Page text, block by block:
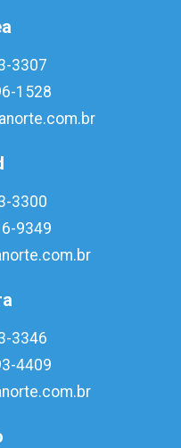
3307
1528
3300
9349
3346
4409